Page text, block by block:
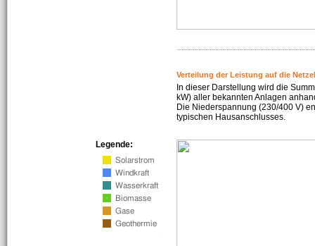
Verteilung der Leistung auf die
In dieser Darstellung wird die
kW) aller bekannten Anlagen
Die Niederspannung (230/400 V)
typischen Hausanschlusses.
Legende: